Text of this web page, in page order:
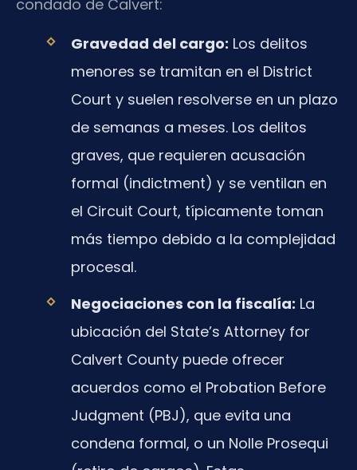
condado de Calvert:
Gravedad del cargo: Los delitos
menores se tramitan en el District
Court y suelen resolverse en un plazo
de semanas a meses. Los delitos
graves, que requieren acusación
formal (indictment) y se ventilan en
el Circuit Court, típicamente toman
más tiempo debido a la complejidad
procesal.
Negociaciones con la fiscalía: La
ubicación del State’s Attorney for
Calvert County puede ofrecer
acuerdos como el Probation Before
Judgment (PBJ), que evita una
condena formal, o un Nolle Prosequi